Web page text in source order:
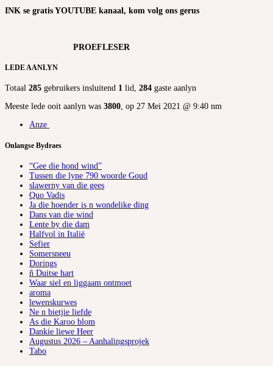
INK se gratis YOUTUBE kanaal, kom volg ons gerus
PROEFLESER
LEDE AANLYN
Totaal 285 gebruikers insluitend 1 lid, 284 gaste aanlyn
Meeste lede ooit aanlyn was 3800, op 27 Mei 2021 @ 9:40 nm
Anze
Onlangse Bydraes
“Gee die hond wind”
Tussen die lyne 790 woorde Goud
slawerny van die gees
Quo Vadis
Ja die hoender is n wondelike ding
Dans van die wind
Lente by die dam
Halfvol in Italië
Sefier
Somersneeu
Dorings
ñ Duitse hart
Waar siel en liggaam ontmoet
aroma
lewenskurwes
Ne n bietjie liefde
As die Karoo blom
Dankie liewe Heer
Augustus 2026 – Aanhalingsprojek
Tabo